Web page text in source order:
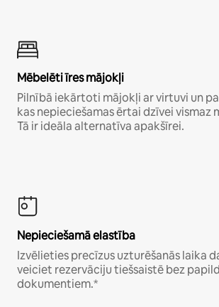
Mēbelēti īres mājokļi
Pilnībā iekārtoti mājokļi ar virtuvi un
kas nepieciešamas ērtai dzīvei vismaz
Tā ir ideāla alternatīva apakšīrei.
Nepieciešamā elastība
Izvēlieties precīzus uzturēšanās laika
veiciet rezervāciju tiešsaistē bez
dokumentiem.*